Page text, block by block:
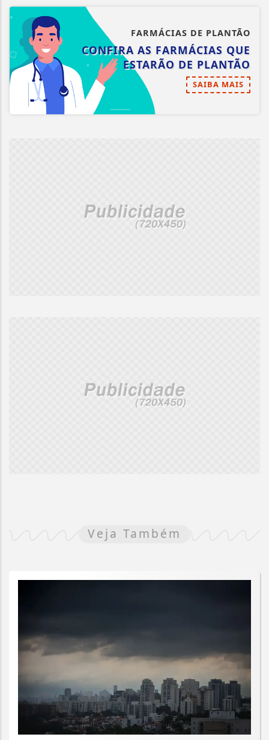
FARMÁCIAS DE PLANTÃO
CONFIRA AS FARMÁCIAS QUE
ESTARÃO DE PLANTÃO
SAIBA MAIS
Veja Também